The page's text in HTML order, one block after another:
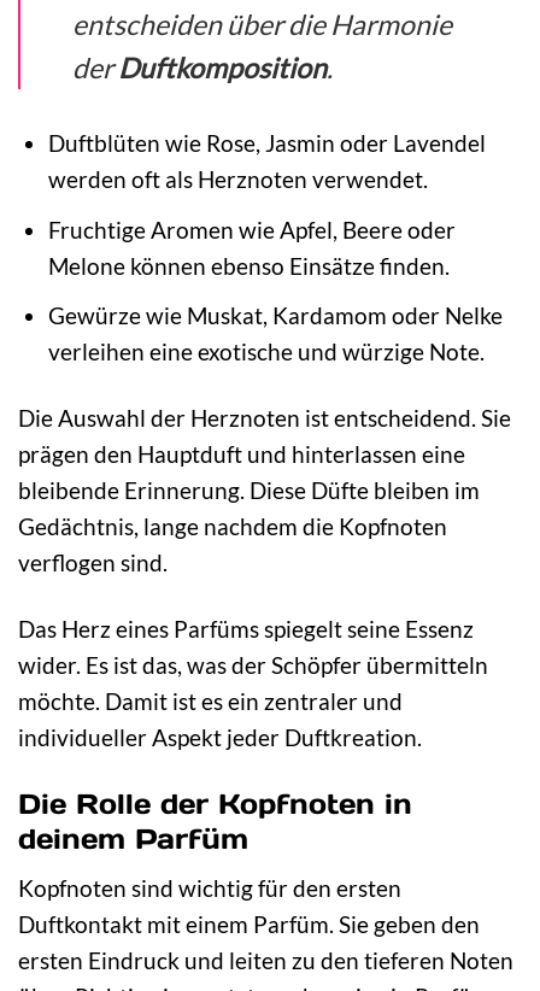
entscheiden über die Harmonie
derDuftkomposition.
Duftblüten wie Rose, Jasmin oder Lavendel
werden oft als Herznoten verwendet.
Fruchtige Aromen wie Apfel, Beere oder
Melone können ebenso Einsätze finden.
Gewürze wie Muskat, Kardamom oder Nelke
verleihen eine exotische und würzige Note.
Die Auswahl der Herznoten ist entscheidend. Sie
prägen den Hauptduft und hinterlassen eine
bleibende Erinnerung. Diese Düfte bleiben im
Gedächtnis, lange nachdem die Kopfnoten
verflogen sind.
Das Herz eines Parfüms spiegelt seine Essenz
wider. Es ist das, was der Schöpfer übermitteln
möchte. Damit ist es ein zentraler und
individueller Aspekt jeder Duftkreation.
Die Rolle der Kopfnoten in
deinem Parfüm
Kopfnoten sind wichtig für den ersten
Duftkontakt mit einem Parfüm. Sie geben den
ersten Eindruck und leiten zu den tieferen Noten